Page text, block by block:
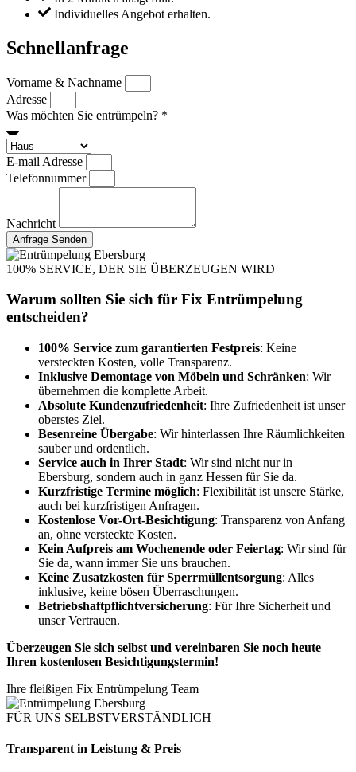
Individuelles Angebot erhalten.
Schnellanfrage
Vorname & Nachname
Adresse
Was möchten Sie entrümpeln? *
E-mail Adresse
Telefonnummer
Nachricht
Anfrage Senden
100% SERVICE, DER SIE ÜBERZEUGEN WIRD
Warum sollten Sie sich für Fix Entrümpelung
entscheiden?
100% Service zum garantierten Festpreis: Keine
versteckten Kosten, volle Transparenz.
Inklusive Demontage von Möbeln und Schränken: Wir
übernehmen die komplette Arbeit.
Absolute Kundenzufriedenheit: Ihre Zufriedenheit ist unser
oberstes Ziel.
Besenreine Übergabe: Wir hinterlassen Ihre Räumlichkeiten
sauber und ordentlich.
Service auch in Ihrer Stadt: Wir sind nicht nur in
Ebersburg, sondern auch in ganz Hessen für Sie da.
Kurzfristige Termine möglich: Flexibilität ist unsere Stärke,
auch bei kurzfristigen Anfragen.
Kostenlose Vor-Ort-Besichtigung: Transparenz von Anfang
an, ohne versteckte Kosten.
Kein Aufpreis am Wochenende oder Feiertag: Wir sind für
Sie da, wann immer Sie uns brauchen.
Keine Zusatzkosten für Sperrmüllentsorgung: Alles
inklusive, keine bösen Überraschungen.
Betriebshaftpflichtversicherung: Für Ihre Sicherheit und
unser Vertrauen.
Überzeugen Sie sich selbst und vereinbaren Sie noch heute
Ihren kostenlosen Besichtigungstermin!
Ihre fleißigen Fix Entrümpelung Team
FÜR UNS SELBSTVERSTÄNDLICH
Transparent in Leistung & Preis